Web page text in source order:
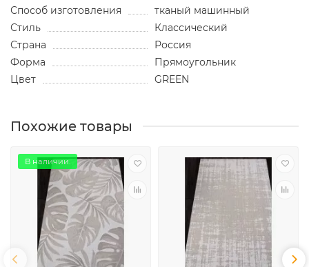
Способ изготовления
тканый машинный
Стиль
Классический
Страна
Россия
Форма
Прямоугольник
Цвет
GREEN
Похожие товары
В наличии.